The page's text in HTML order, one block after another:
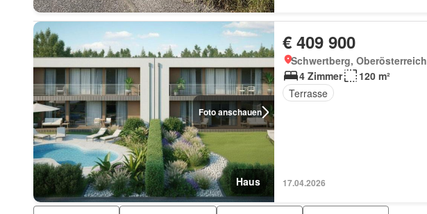
Foto anschauen
Haus
€ 409 900
Schwertberg, Oberösterreich
4 Zimmer
120 m²
Terrasse
17.04.2026